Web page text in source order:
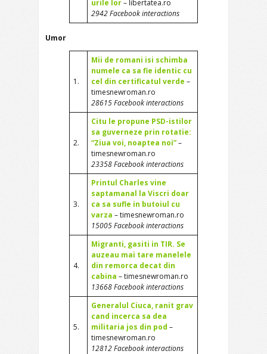
urile lor– libertatea.ro
2942 Facebook interactions
Umor
1.
Mii de romani isi schimba
numele ca sa fie identic cu
cel din certificatul verde –
timesnewroman.ro
28615 Facebook interactions
2.
Citu le propune PSD-istilor
sa guverneze prin rotatie:
“Ziua voi, noaptea noi”–
timesnewroman.ro
23358 Facebook interactions
3.
Printul Charles vine
saptamanal la Viscri doar
ca sa sufle in butoiul cu
varza – timesnewroman.ro
15005 Facebook interactions
4.
Migranti, gasiti in TIR. Se
auzeau mai tare manelele
din remorca decat din
cabina – timesnewroman.ro
13668 Facebook interactions
5.
Generalul Ciuca, ranit grav
cand incerca sa dea
militaria jos din pod –
timesnewroman.ro
12812 Facebook interactions